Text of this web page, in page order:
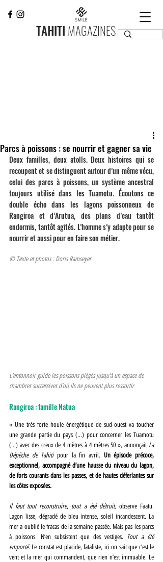
TAHITI MAGAZINES
Parcs à poissons : se nourrir et gagner sa vie
Deux familles, deux atolls. Deux histoires qui se
recoupent et se distinguent autour d’un même vécu,
celui des parcs à poissons, un système ancestral
toujours utilisé dans les Tuamotu. Écoutons ce
double écho dans les lagons poissonneux de
Rangiroa et d’Arutua, des plans d’eau tantôt
endormis, tantôt agités. L’homme s’y adapte pour se
nourrir et aussi pour en faire son métier.
© Texte et photos : Doris Ramseyer
L’entonnoir guide les poissons piégés jusqu’à un espace de
chambres successives d’où ils ne peuvent plus ressortir
Rangiroa : famille Natua
« Une très forte houle énergétique de sud-ouest va toucher
une grande partie du pays (…) pour concerner les Tuamotu
(…) avec des creux de 4 mètres à 4 mètres 50 », annonçait La
Dépêche de Tahiti pour la fin avril. Un épisode précoce,
exceptionnel, accompagné d’une hausse du niveau du lagon,
de forts courants dans les passes, et de hautes déferlantes sur
les côtes exposées.
Il faut tout reconstruire, tout a été détruit, observe Faatu.
Lagon lisse, dégradé de bleu intense, soleil incandescent. La
mer a oublié le fracas de la semaine passée. Mais pas les parcs
à poissons. N’en subsistent que des vestiges.
Tout a été
emporté. Le constat est placide, fataliste, ici on sait que c’est le
vent et la mer qui commandent, que rien n’est immuable. Le